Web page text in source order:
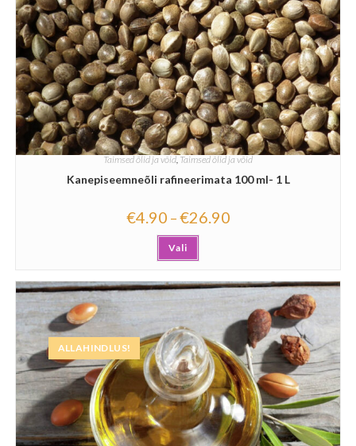
Taimsed õlid ja võid, Taimsed õlid ja võid
Kanepiseemneõli rafineerimata 100 ml- 1 L
€4.90 –€26.90
Vali
ALLAHINDLUS!